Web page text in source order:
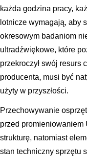
każda godzina pracy,
lotnicze wymagają, aby
okresowym badaniom
ultradźwiękowe, które
przekroczył swój
producenta, musi być
użyty w przyszłości.
Przechowywanie
przed promieniowaniem
strukturę, natomiast
stan techniczny sprzętu